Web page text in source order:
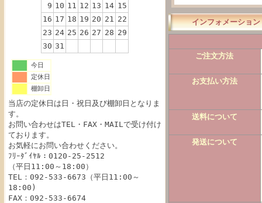
9 10 11 12 13 14 15
16 17 18 19 20 21
22
23 24 25 26 27 28 29
30 31
今日
定休日
棚卸日
当店の定休日は日・祝日及び棚卸日となりま
す。
お問い合わせはTEL・FAX・MAILで受け付け
ております。
お気軽にお問い合わせください。
ﾌﾘｰﾀﾞｲﾔﾙ：0120-25-2512
（平日11:00～18:00）
TEL：092-533-6673（平日11:00～
18:00)
FAX：092-533-6674
インフォメーション
ご注文方法
お支払い方法
送料について
発送について